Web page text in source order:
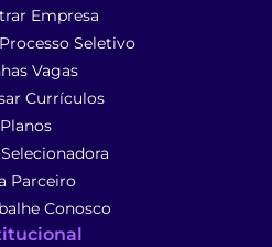
Empresa
Seletivo
Vagas
Currículos
Planos
Parceiro
Conosco